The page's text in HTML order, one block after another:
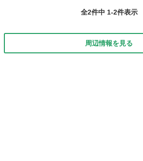
全2件中 1-2件表示
周辺情報を見る